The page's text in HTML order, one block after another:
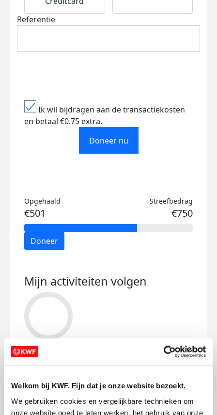
Welkom bij KWF. Fijn dat je onze website bezoekt.
We gebruiken cookies en vergelijkbare technieken om
onze website goed te laten werken, het gebruik van onze
Referentie
Ik wil bijdragen aan de transactiekosten
en betaal €0.75 extra.
Doneer nu
Opgehaald
€501
Streefbedrag
€750
Doneer
Mijn activiteiten volgen
61
kms
Robert's badges